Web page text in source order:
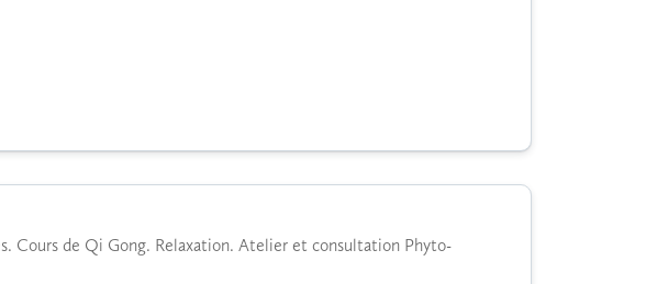
Cours de Qi Gong. Relaxation. Atelier et consultation Phyto-